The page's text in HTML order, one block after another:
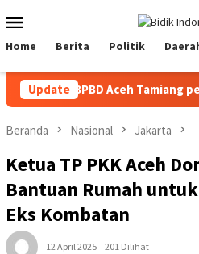
ke
kontenMobile
Home Berita Politik
Update
BPBD Aceh Tamiang percepat
Beranda Nasional Jakarta
Ketua TP PKK Aceh
Bantuan Rumah
Eks Kombatan
12 April 2025 201 Dilihat